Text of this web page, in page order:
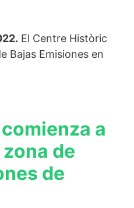
El Centre Històric
Bajas Emisiones en
a
de
de